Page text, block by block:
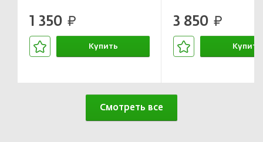
LEUCHTTURM 342625
1 350 руб.
Купить
307376
3 850 руб.
Купить
Смотреть все